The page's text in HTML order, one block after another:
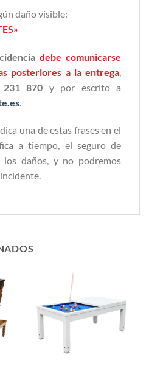
daño visible:
debe comunicarse
posteriores a la entrega
231 870 y por escrito a
una de estas frases en el
a tiempo, el seguro de
daños, y no podremos